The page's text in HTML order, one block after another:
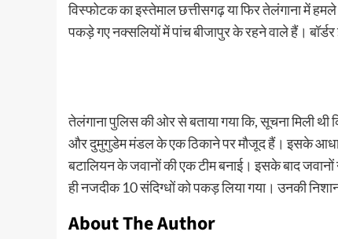
विस्फोटक का इस्तेमाल छत्तीसगढ़ या फिर तेलंगाना में
पकड़े गए नक्सलियों में पांच बीजापुर के रहने वाले हैं। बॉर्डर
तेलंगाना पुलिस की ओर से बताया गया कि, सूचना मिली
और दुमुगुडेम मंडल के एक ठिकाने पर मौजूद हैं। इसके
बटालियन के जवानों की एक टीम बनाई। इसके बाद
ही नजदीक 10 संदिग्धों को पकड़ लिया गया। उनकी
About The Author